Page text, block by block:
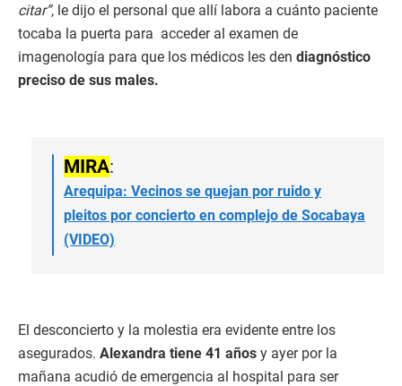
citar”, le dijo el personal que allí labora a cuánto paciente
tocaba la puerta para acceder al examen de
imagenología para que los médicos les den diagnóstico
preciso de sus males.
MIRA:
Arequipa: Vecinos se quejan por ruido y
pleitos por concierto en complejo de Socabaya
(VIDEO)
El desconcierto y la molestia era evidente entre los
asegurados. Alexandra tiene 41 años y ayer por la
mañana acudió de emergencia al hospital para ser